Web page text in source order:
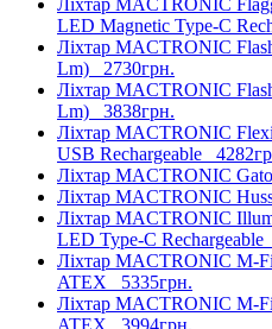
Ліхтар MACTRONIC
LED Magnetic Type-C
Ліхтар MACTRONIC
Lm) 2730грн.
Ліхтар MACTRONIC
Lm) 3838грн.
Ліхтар MACTRONIC
USB Rechargeable
Ліхтар MACTRONIC
Ліхтар MACTRONIC
Ліхтар MACTRONIC
LED Type-C Rechargeable
Ліхтар MACTRONIC M-
ATEX 5335грн.
Ліхтар MACTRONIC M-